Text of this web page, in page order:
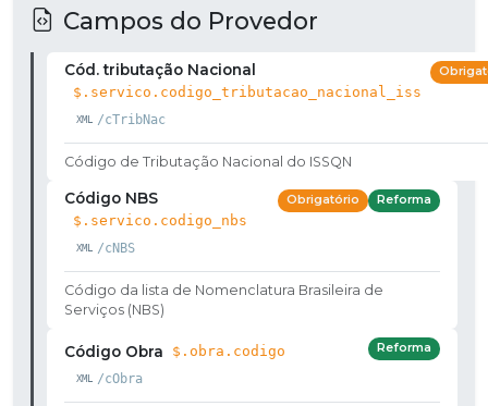
Campos do Provedor
Cód. tributação Nacional
$.servico.codigo_tributacao_nacional_iss
/cTribNac
Código de Tributação Nacional do ISSQN
Código NBS
$.servico.codigo_nbs
/cNBS
Obrigatório Reforma
Código da lista de Nomenclatura Brasileira de
Serviços (NBS)
Código Obra $.obra.codigo
/cObra
Reforma